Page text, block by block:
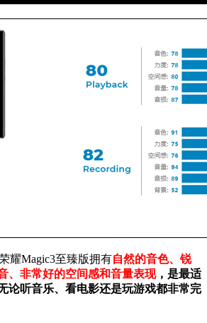
耀Magic3至臻版拥有自然的音色、锐
、非常好的空间感和音量表现，是最适
论听音乐、看电影还是玩游戏都非常完